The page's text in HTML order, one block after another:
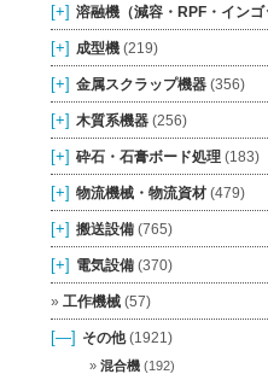
[+] 溶融機（減容・RPF・インゴ
[+] 成型機 (219)
[+] 金属スクラップ機器 (356)
[+] 木質系機器 (256)
[+] 砕石・石膏ボード処理 (183)
[+] 物流機械・物流資材 (479)
[+] 搬送設備 (765)
[+] 電気設備 (370)
工作機械 (57)
[—] その他(1921)
混合機 (192)